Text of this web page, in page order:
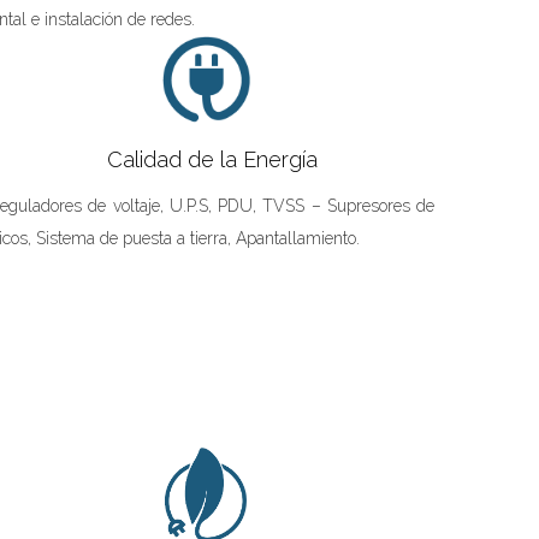
e instalación de redes.
Calidad de la Energía
de voltaje, U.P.S, PDU, TVSS – Supresores de
Sistema de puesta a tierra, Apantallamiento.